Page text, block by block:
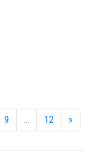
9 ... 12 »